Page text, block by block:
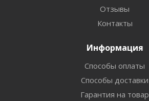
Отзывы
Контакты
Информация
Способы оплаты
Способы доставки
Гарантия на товар